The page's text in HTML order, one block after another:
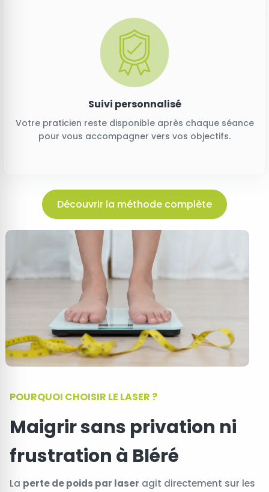
Suivi personnalisé
Votre praticien reste disponible après chaque séance
pour vous accompagner vers vos objectifs.
Découvrir la méthode complète
POURQUOI CHOISIR LE LASER ?
Maigrir sans privation ni
frustration à Bléré
La perte de poids par laser agit directement sur les